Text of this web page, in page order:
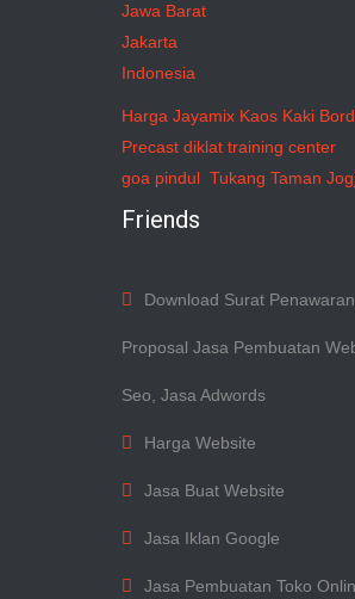
Jawa Barat
Jakarta
Indonesia
Harga Jayamix Kaos Kaki
Precast diklat training center
goa pindul Tukang Taman
Friends
Download Surat
Proposal Jasa Pembuatan
Seo, Jasa Adwords
Harga Website
Jasa Buat Website
Jasa Iklan Google
Jasa Pembuatan Toko